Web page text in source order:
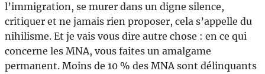
l’immigration, se murer dans un digne silence,
critiquer et ne jamais rien proposer, cela s’appelle du
nihilisme. Et je vais vous dire autre chose : en ce qui
concerne les MNA, vous faites un amalgame
permanent. Moins de 10 % des MNA sont délinquants